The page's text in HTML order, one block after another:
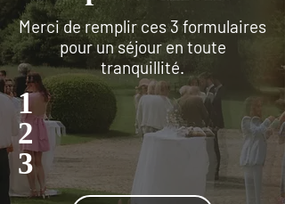
Merci de remplir ces 3 formulaires
pour un séjour en toute
tranquillité.
1
2
3